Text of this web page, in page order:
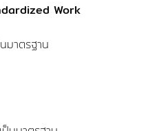
Work
มาตรฐาน